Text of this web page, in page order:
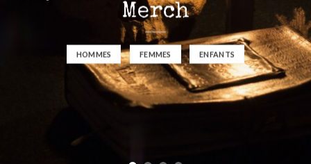
Merch
HOMMES FEMMES ENFANTS